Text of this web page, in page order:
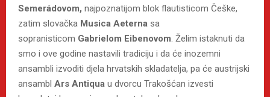
Semerádovom, najpoznatijom blok flautisticom Češke,
zatim slovačka Musica Aeterna sa
sopranisticom Gabrielom Eibenovom. Želim istaknuti da
smo i ove godine nastavili tradiciju i da će inozemni
ansambli izvoditi djela hrvatskih skladatelja, pa će austrijski
ansambl Ars Antiqua u dvorcu Trakošćan izvesti